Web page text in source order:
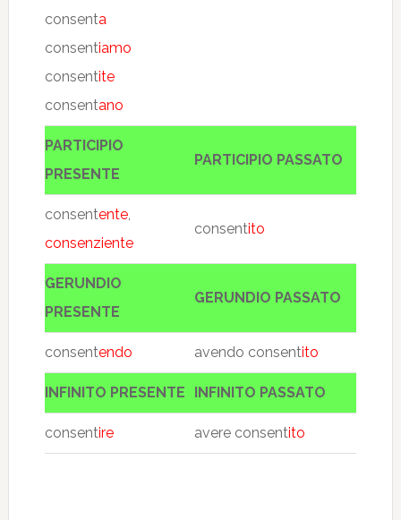
consenta
consentiamo
consentite
consentano
PARTICIPIO
PRESENTE
PARTICIPIO PASSATO
consentente,
consenziente
consentito
GERUNDIO
PRESENTE
GERUNDIO PASSATO
consentendo avendo consentito
INFINITO PRESENTE INFINITO PASSATO
consentire avere consentito